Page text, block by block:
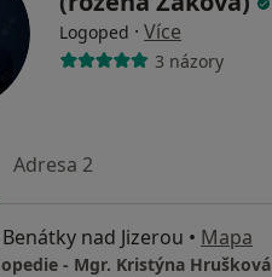
Logoped · Více
3 názory
Adresa 2
nad Jizerou • Mapa
- Mgr. Kristýna Hrušková